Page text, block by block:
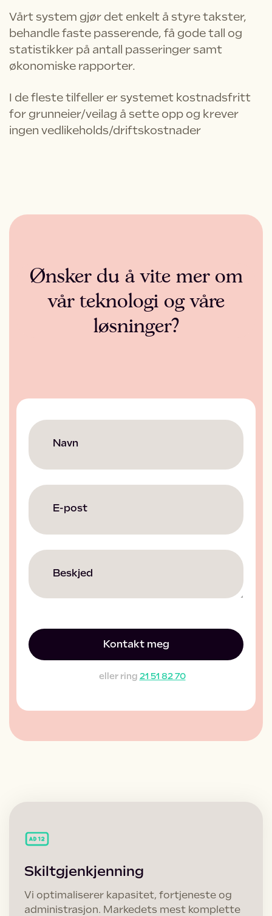
Vårt system gjør det enkelt å styre takster,
behandle faste passerende, få gode tall og
statistikker på antall passeringer samt
økonomiske rapporter.
I de fleste tilfeller er systemet kostnadsfritt
for grunneier/veilag å sette opp og krever
ingen vedlikeholds/driftskostnader
Ønsker du å vite mer om
vår teknologi og våre
løsninger?
Navn
E-post
Beskjed
eller ring 21 51 82 70
Skiltgjenkjenning
Vi optimaliserer kapasitet, fortjeneste og
administrasjon. Markedets mest komplette